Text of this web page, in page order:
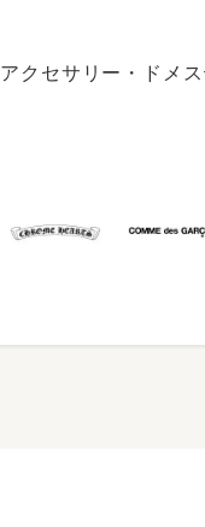
アクセサリー・ドメ